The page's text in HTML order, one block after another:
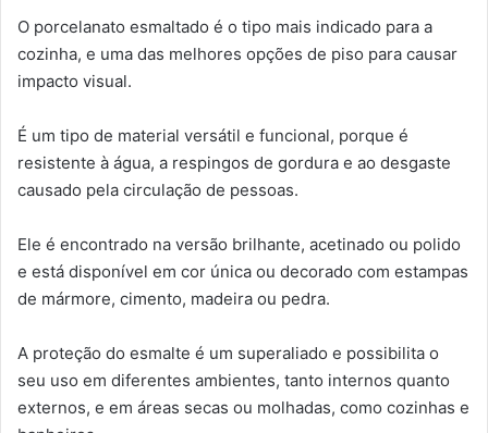
O porcelanato esmaltado é o tipo mais indicado para a
cozinha, e uma das melhores opções de piso para causar
impacto visual.
É um tipo de material versátil e funcional, porque é
resistente à água, a respingos de gordura e ao desgaste
causado pela circulação de pessoas.
Ele é encontrado na versão brilhante, acetinado ou polido
e está disponível em cor única ou decorado com estampas
de mármore, cimento, madeira ou pedra.
A proteção do esmalte é um superaliado e possibilita o
seu uso em diferentes ambientes, tanto internos quanto
externos, e em áreas secas ou molhadas, como cozinhas e